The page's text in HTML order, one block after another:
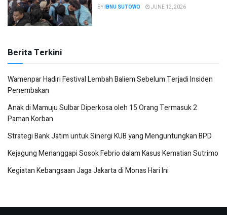
BYIBNU SUTOWO JUNE 12, 2026
Berita Terkini
Wamenpar Hadiri Festival Lembah Baliem Sebelum Terjadi Insiden
Penembakan
Anak di Mamuju Sulbar Diperkosa oleh 15 Orang Termasuk 2
Paman Korban
Strategi Bank Jatim untuk Sinergi KUB yang Menguntungkan BPD
Kejagung Menanggapi Sosok Febrio dalam Kasus Kematian Sutrimo
Kegiatan Kebangsaan Jaga Jakarta di Monas Hari Ini